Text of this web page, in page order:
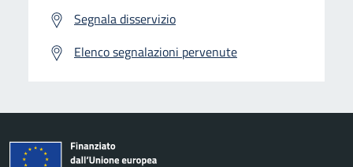
Segnala disservizio
Elenco segnalazioni pervenute